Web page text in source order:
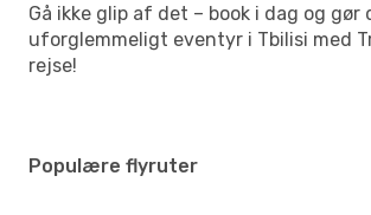
Gå ikke glip af det – book i dag og gør
uforglemmeligt eventyr i Tbilisi med
rejse!
Populære flyruter